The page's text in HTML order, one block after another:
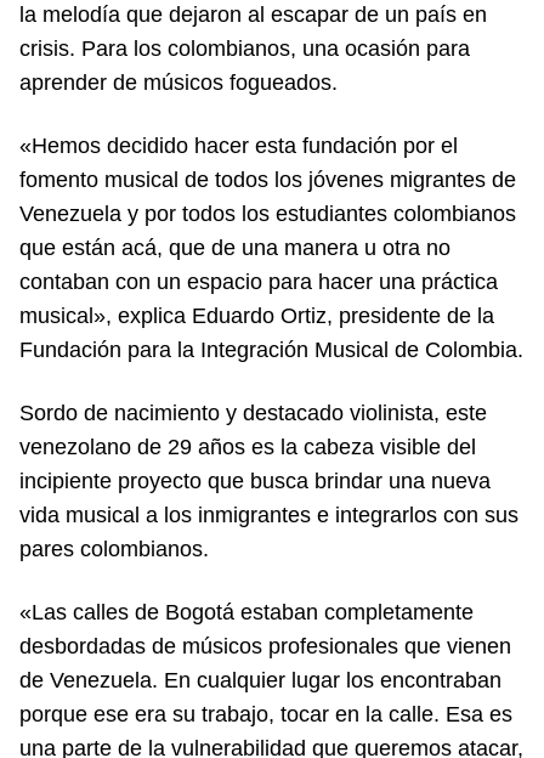
la melodía que dejaron al escapar de un país en
crisis. Para los colombianos, una ocasión para
aprender de músicos fogueados.
«Hemos decidido hacer esta fundación por el
fomento musical de todos los jóvenes migrantes de
Venezuela y por todos los estudiantes colombianos
que están acá, que de una manera u otra no
contaban con un espacio para hacer una práctica
musical», explica Eduardo Ortiz, presidente de la
Fundación para la Integración Musical de Colombia.
Sordo de nacimiento y destacado violinista, este
venezolano de 29 años es la cabeza visible del
incipiente proyecto que busca brindar una nueva
vida musical a los inmigrantes e integrarlos con sus
pares colombianos.
«Las calles de Bogotá estaban completamente
desbordadas de músicos profesionales que vienen
de Venezuela. En cualquier lugar los encontraban
porque ese era su trabajo, tocar en la calle. Esa es
una parte de la vulnerabilidad que queremos atacar,